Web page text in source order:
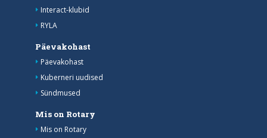
Interact-klubid
RYLA
Päevakohast
Päevakohast
Kuberneri uudised
Sündmused
Mis on Rotary
Mis on Rotary